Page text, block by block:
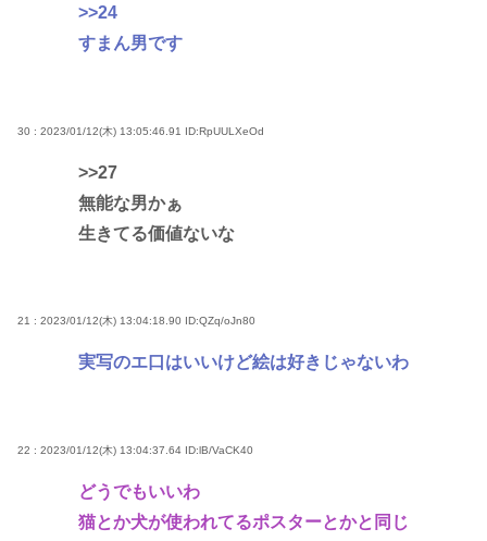
>>24
すまん男です
30 : 2023/01/12(木) 13:05:46.91 ID:RpUULXeOd
>>27
無能な男かぁ
生きてる価値ないな
21 : 2023/01/12(木) 13:04:18.90 ID:QZq/oJn80
実写のエ口はいいけど絵は好きじゃないわ
22 : 2023/01/12(木) 13:04:37.64 ID:lB/VaCK40
どうでもいいわ
猫とか犬が使われてるポスターとかと同じ